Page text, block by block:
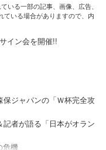
いる一部の記事、画像、広告、
ている場合がありますので、内
イン会を開催!!
保ジャパンの「Ｗ杯完全攻
記者が語る「日本がオラン
危機